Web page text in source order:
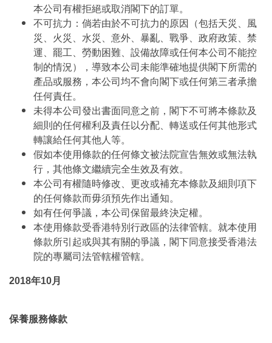
本公司有權拒絕或取消閣下的訂單。
不可抗力：倘若由於不可抗力的原因（包括天災、風
災、火災、水災、意外、暴亂、戰爭、政府政策、禁
運、罷工、勞動困難、設備故障或任何本公司不能控
制的情況），導致本公司未能準確地提供閣下所需的
產品或服務，本公司均不會向閣下或任何第三者承擔
任何責任。
未得本公司發出書面同意之前，閣下不可將本條款及
細則的任何權利及責任以分配、轉送或任何其他形式
轉讓給任何其他人等。
假如本使用條款的任何條文被法院宣告無效或無法執
行，其他條文繼續完全生效及有效。
本公司有權隨時修改、更改或補充本條款及細則項下
的任何條款而毋須預先作出通知。
如有任何爭議，本公司保留最終決定權。
本使用條款受香港特別行政區的法律管轄。就本使用
條款所引起或與其有關的爭議，閣下同意接受香港法
院的專屬司法管轄權管轄。
2018年10月
保養服務條款